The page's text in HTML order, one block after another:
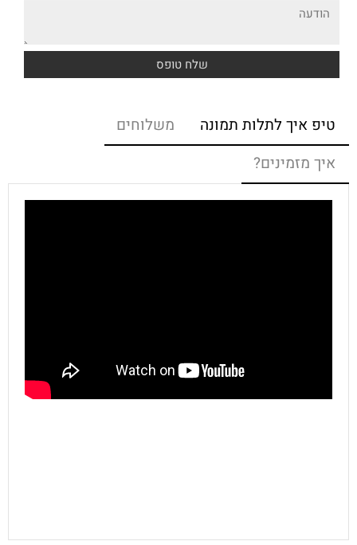
טיפ איך לתלות תמונה
משלוחים
איך מזמינים?